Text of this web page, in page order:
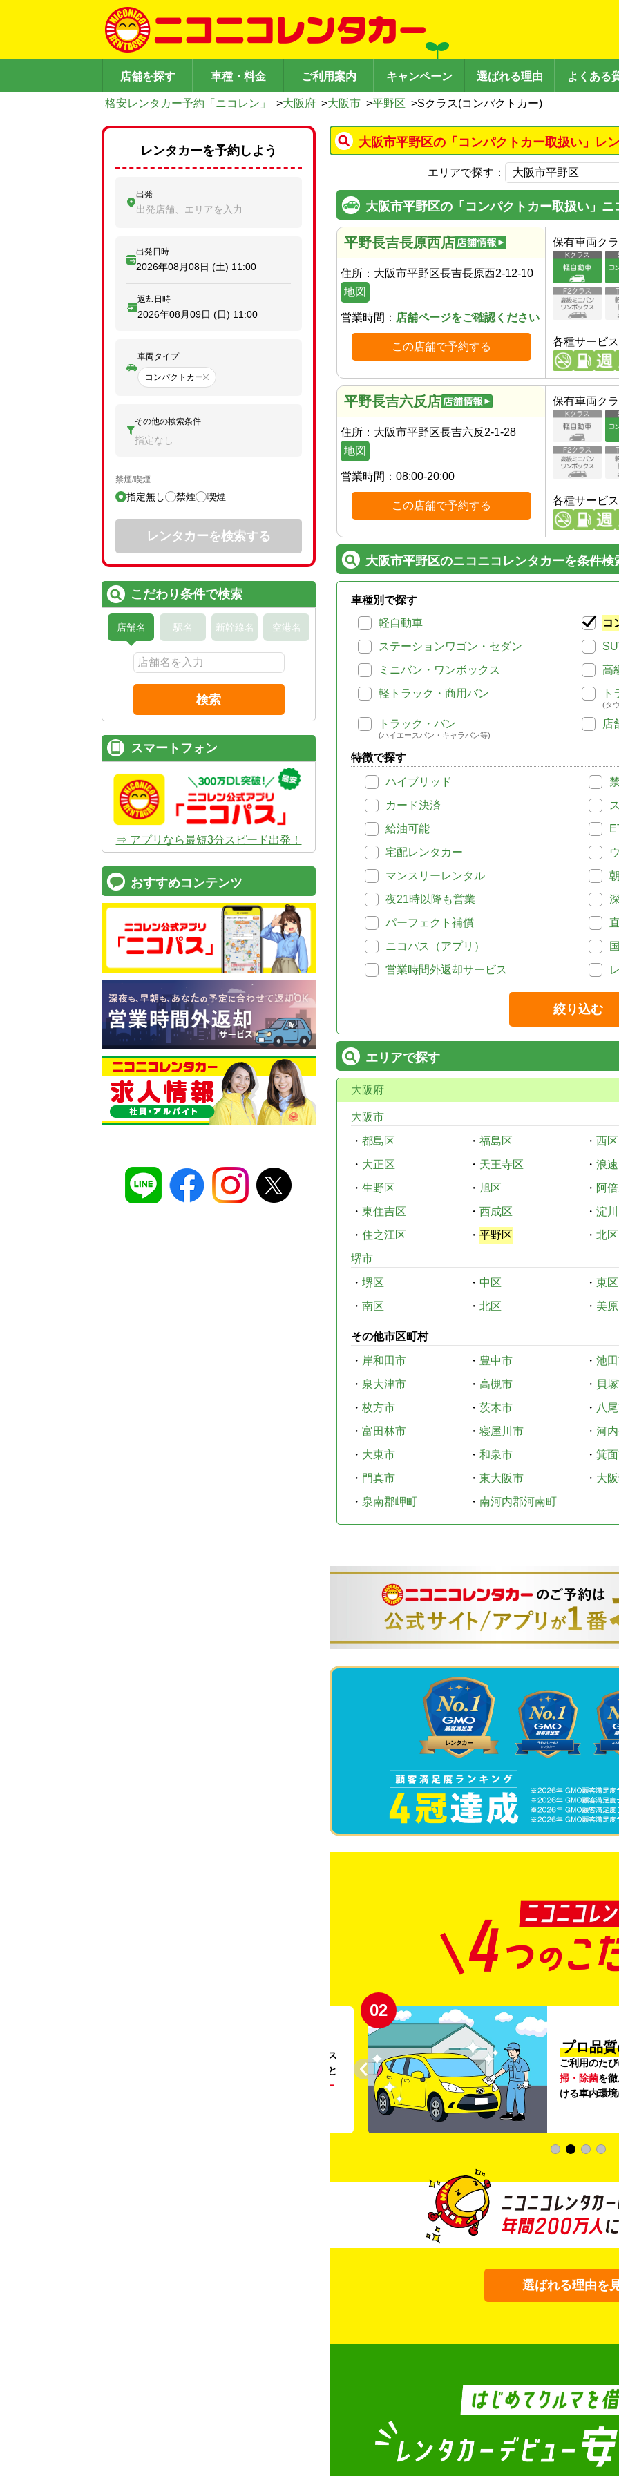
店舗を探す 車種・料金 ご利用案内 キャンペーン 選ばれる理由 よくある
格安レンタカー予約「ニコレン」 >大阪府 >大阪市 >平野区 >Sクラス(コンパクトカー)
大阪市平野区の「コンパクトカー取扱い」レ
エリアで探す：
大阪市平野区の「コンパクトカー取扱い」
平野長吉長原西店
住所： 大阪市平野区長吉長原西2-12-10
地図
営業時間： 店舗ページをご確認ください
この店舗で予約する
保有車両ク
各種サービス
平野長吉六反店
住所： 大阪市平野区長吉六反2-1-28
地図
営業時間： 08:00-20:00
この店舗で予約する
保有車両ク
各種サービス
大阪市平野区のニコニコレンタカーを条件検
車種別で探す
軽自動車
コ
ステーションワゴン・セダン
ミニバン・ワンボックス
高
軽トラック・商用バン
ト
(タ
トラック・バン
(ハイエースバン・キャラバン等)
店
特徴で探す
ハイブリッド
カード決済
給油可能
宅配レンタカー
マンスリーレンタル
夜21時以降も営業
パーフェクト補償
ニコパス（アプリ）
営業時間外返却サービス
絞り込む
エリアで探す
大阪府
大阪市
・ 都島区 ・ 福島区 ・ 西区
・ 大正区 ・ 天王寺区 ・ 浪
・ 生野区 ・ 旭区 ・ 阿
・ 東住吉区 ・ 西成区 ・ 淀
・ 住之江区 ・ 平野区 ・ 北区
堺市
・ 堺区 ・ 中区 ・ 東区
・ 南区 ・ 北区 ・ 美
その他市区町村
・ 岸和田市 ・ 豊中市 ・ 池
・ 泉大津市 ・ 高槻市 ・ 貝
・ 枚方市 ・ 茨木市 ・ 八
・ 富田林市 ・ 寝屋川市 ・ 河
・ 大東市 ・ 和泉市 ・ 箕
・ 門真市 ・ 東大阪市 ・ 大
・ 泉南郡岬町 ・ 南河内郡河南町
。ガソリンス
タンドや整備工場の既存インフラを活用すること
リー
02
プロ品
ご利用のた
掃・除菌を
ける車内環
選ばれる理由を
レンタカーを予約しよう
出発
出発店舗、エリアを入力
出発日時
2026年08月08日 (土) 11:00
返却日時
2026年08月09日 (日) 11:00
車両タイプ
コンパクトカー
その他の検索条件
指定なし
禁煙/喫煙
指定無し 禁煙 喫煙
レンタカーを検索する
こだわり条件で検索
店舗名 駅名 新幹線名 空港名
検索
スマートフォン
⇒ アプリなら最短3分スピード出発！
おすすめコンテンツ